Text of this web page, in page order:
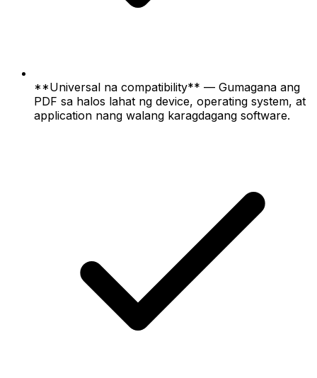
**Universal na compatibility** — Gumagana ang
PDF sa halos lahat ng device, operating system, at
application nang walang karagdagang software.